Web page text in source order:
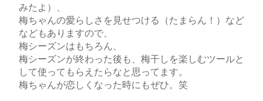
みたよ）、
梅ちゃんの愛らしさを見せつける（たまらん！）など
などもありますので、
梅シーズンはもちろん、
梅シーズンが終わった後も、梅干しを楽しむツールと
して使ってもらえたらなと思ってます。
梅ちゃんが恋しくなった時にもぜひ。笑